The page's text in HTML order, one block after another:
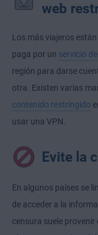
web
Los más viajeros
paga por un servicio
región para darse
otra. Existen varias
contenido restringido
usar una VPN.
Evite la
En algunos países se
de acceder a la
censura suele